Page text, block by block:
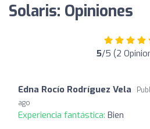
Solaris: Opiniones
5/5 (2
Edna Rocío Rodríguez Vela
ago
Experiencia fantástica: Bien